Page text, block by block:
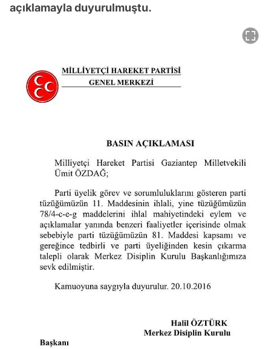
açıklamayla duyurulmuştu.